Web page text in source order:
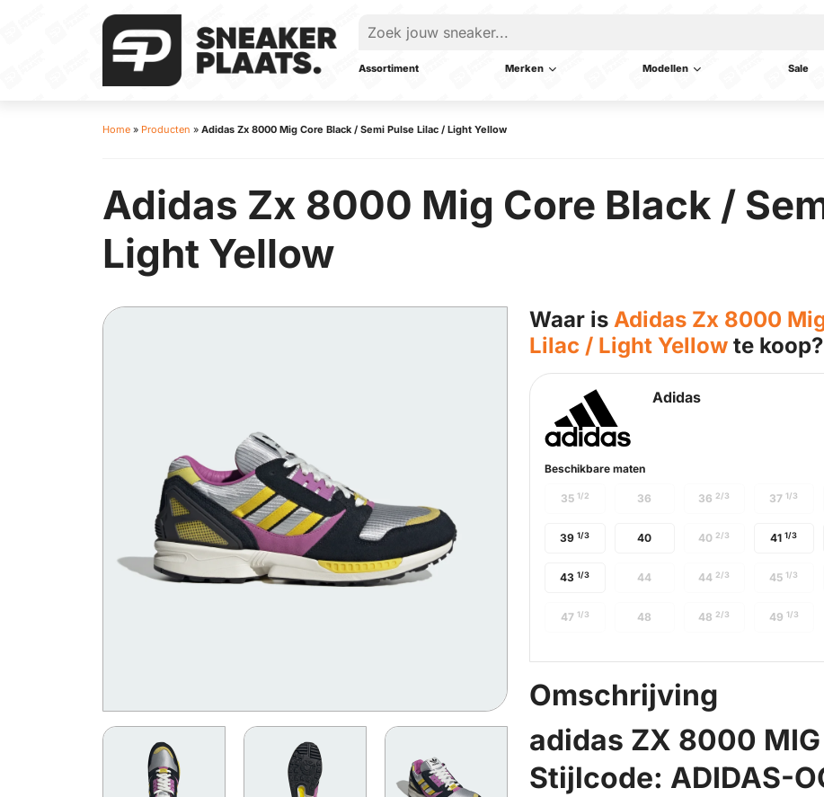
Assortiment Merken Modellen Sale
Home » Producten » Adidas Zx 8000 Mig Core Black / Semi Pulse Lilac / Light Yellow
Adidas Zx 8000 Mig Core Black /
Light Yellow
Waar is Adidas Zx 8000
Lilac / Light Yellow te koop?
Adidas
Beschikbare maten
391/3 40 411/3
431/3
35 1/2 36 362/3 371/3
402/3
44 442/3 451/3
47 1/3 48 482/3 49 1/3
Omschrijving
adidas ZX 8000
Stijlcode: ADIDAS-